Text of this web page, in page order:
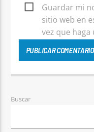
Guardar mi
sitio web en
vez que
Buscar